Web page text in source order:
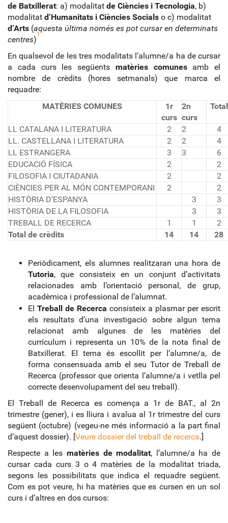
de Batxillerat: a) modalitat de Ciències i Tecnologia, b)
modalitat d’Humanitats i Ciències Socials o c) modalitat
d’Arts (aquesta última només es pot cursar en determinats
centres)
1
En qualsevol de les tres modalitats l’alumne/a ha de cursar
a cada curs les següents matèries comunes amb el
nombre de crèdits (hores setmanals) que marca el
requadre:
MATÈRIES COMUNES
1r
curs
2n
curs
Total
LL CATALANA I LITERATURA 2 2
4
LL. CASTELLANA I LITERATURA
2 2
4
LL ESTRANGERA
3 3
6
EDUCACIÓ FÍSICA
2
2
FILOSOFIA I CIUTADANIA
2
2
CIÈNCIES PER AL MÓN CONTEMPORANI
2
2
HISTÒRIA D’ESPANYA
3
3
HISTÒRIA DE LA FILOSOFIA
3
3
TREBALL DE RECERCA
1 1
2
Total de crèdits
14 14 28
Periòdicament, els alumnes realitzaran una hora de
Tutoria, que consisteix en un conjunt d’activitats
relacionades amb l’orientació personal, de grup,
acadèmica i professional de l’alumnat.
El Treball de Recerca consisteix a plasmar per escrit
els resultats d’una investigació sobre algun tema
relacionat amb algunes de les matèries del
currículum i representa un 10% de la nota final de
Batxillerat. El tema és escollit per l’alumne/a, de
forma consensuada amb el seu Tutor de Treball de
Recerca (professor que orienta l’alumne/a i vetlla pel
correcte desenvolupament del seu treball).
El Treball de Recerca es comença a 1r de BAT., al 2n
trimestre (gener), i es lliura i avalua al 1r trimestre del curs
següent (octubre) (vegeu-ne més informació a la part final
d’aquest dossier). [Veure dossier del treball de recerca.]
Respecte a les matèries de modalitat, l’alumne/a ha de
cursar cada curs 3 o 4 matèries de la modalitat triada,
segons les possibilitats que indica el requadre següent.
Com es pot veure, hi ha matèries que es cursen en un sol
curs i d’altres en dos cursos: